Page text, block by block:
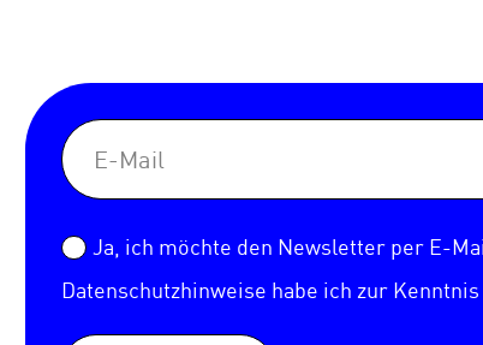
Ja, ich möchte den Newsletter per E-
Datenschutzhinweise habe ich zur